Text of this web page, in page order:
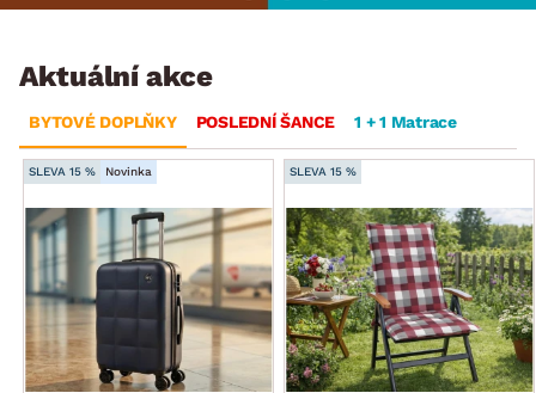
Aktuální akce
BYTOVÉ DOPLŇKY POSLEDNÍ ŠANCE 1 + 1 Matrace
SLEVA 15 % Novinka SLEVA 15 %